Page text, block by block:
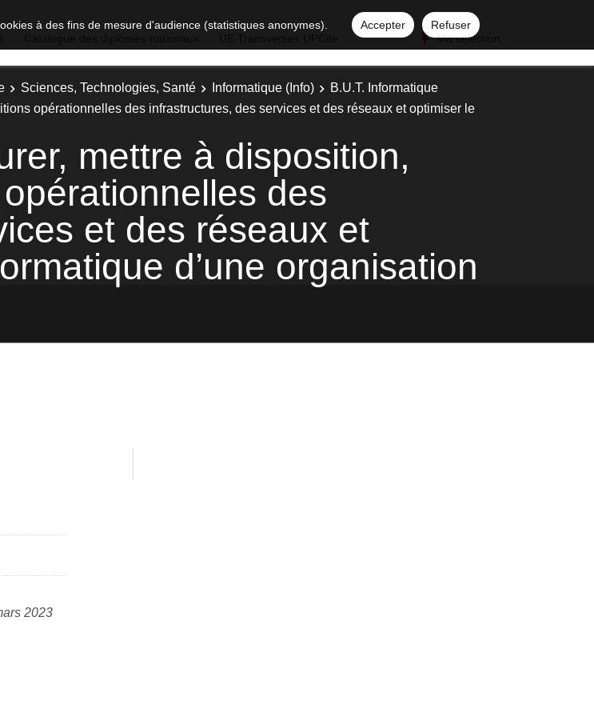
à des fins de mesure d'audience (statistiques anonymes). Accepter
Refuser
Ma sélection
Sciences, Technologies, Santé Informatique (Info)
B.U.T. Informatique
opérationnelles des infrastructures, des services et des réseaux et optimiser le
mettre à disposition,
des
et des réseaux et
d’une organisation
2023